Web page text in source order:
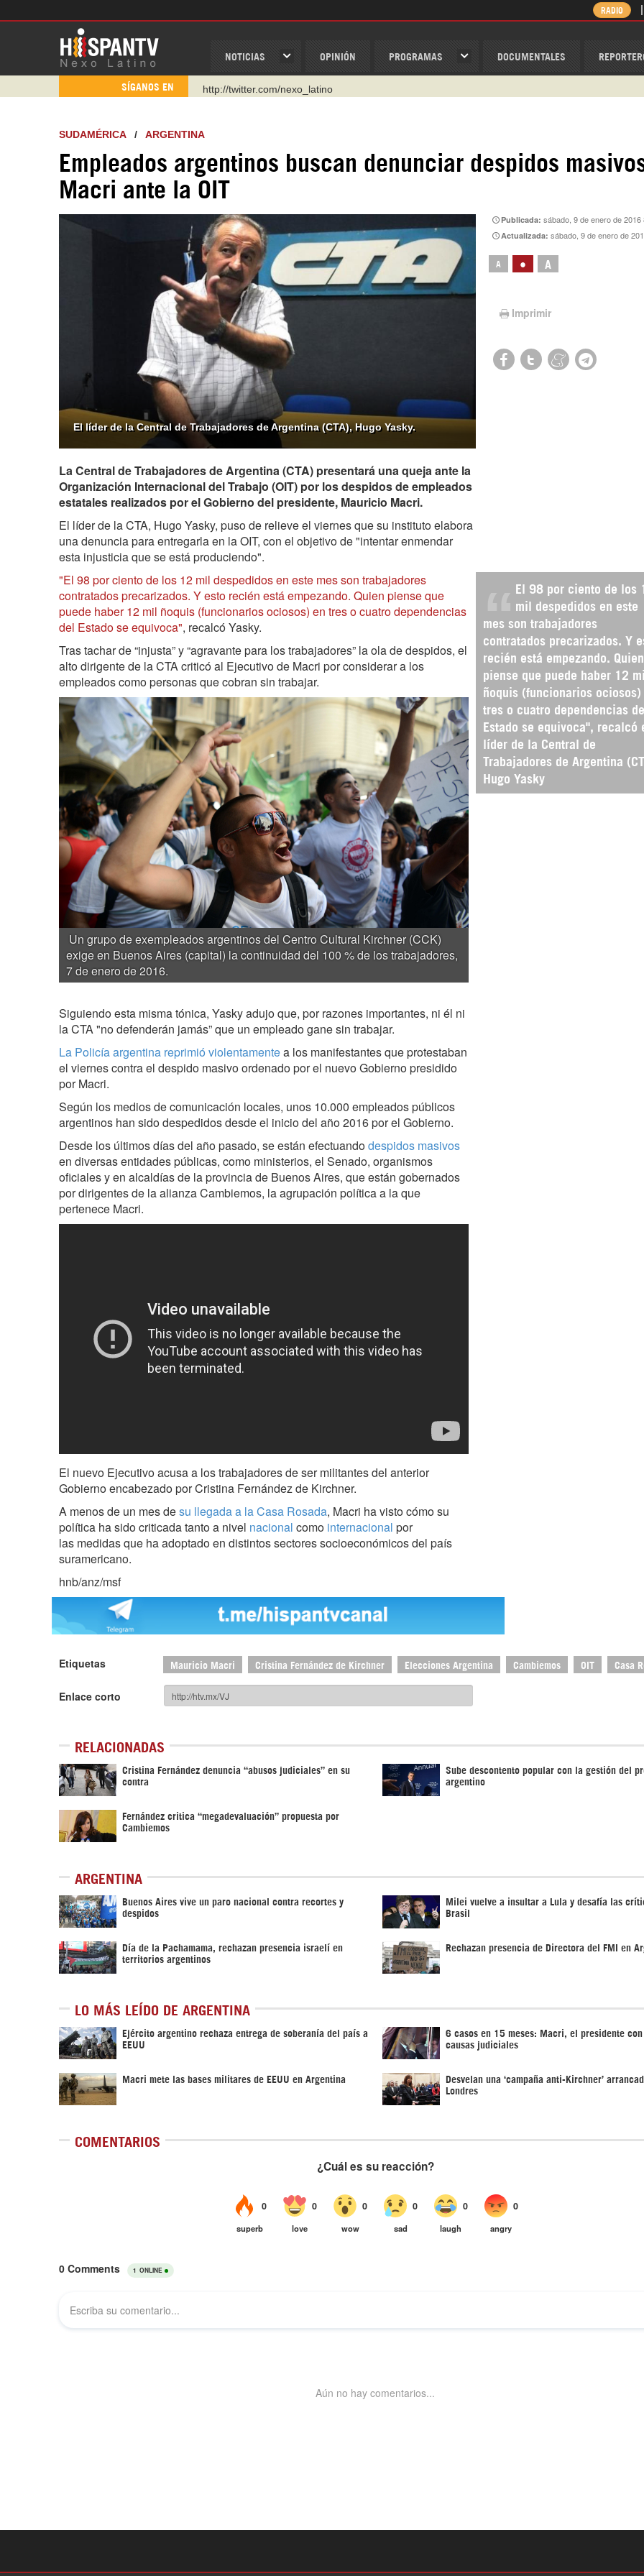
NOTICIAS OPINIÓN PROGRAMAS DOCUMENTALES
RADIO
SÍGANOS EN
http://twitter.com/nexo_latino
WhatsApp y Viber: +98 921 79 29 404
Instagram como: hispan_tv
https://www.facebook.com/Nexolatino.Canal
https://www.youtube.com/@nexo_latino
SUDAMÉRICA/ ARGENTINA
Empleados argentinos buscan denunciar despidos
Macri ante la OIT
El líder de la Central de Trabajadores de Argentina (CTA), Hugo Yasky.
Publicada:sábado, 9 de enero de 2016
Actualizada:sábado, 9 de enero de
A • A
Imprimir
La Central de Trabajadores de Argentina (CTA) presentará una queja ante la
Organización Internacional del Trabajo (OIT) por los despidos de empleados
estatales realizados por el Gobierno del presidente, Mauricio Macri.
El líder de la CTA, Hugo Yasky, puso de relieve el viernes que su instituto elabora
una denuncia para entregarla en la OIT, con el objetivo de "intentar enmendar
esta injusticia que se está produciendo".
El 98 por ciento de los
mil despedidos en este
mes son trabajadores
contratados precarizados. Y
recién está empezando. Quien
piense que puede haber 12
ñoquis (funcionarios ociosos)
tres o cuatro dependencias del
Estado se equivoca", recalcó
líder de la Central de
Trabajadores de Argentina
Hugo Yasky
"El 98 por ciento de los 12 mil despedidos en este mes son trabajadores
contratados precarizados. Y esto recién está empezando. Quien piense que
puede haber 12 mil ñoquis (funcionarios ociosos) en tres o cuatro dependencias
del Estado se equivoca", recalcó Yasky.
Tras tachar de “injusta” y “agravante para los trabajadores” la ola de despidos, el
alto dirigente de la CTA criticó al Ejecutivo de Macri por considerar a los
empleados como personas que cobran sin trabajar.
Un grupo de exempleados argentinos del Centro Cultural Kirchner (CCK)
exige en Buenos Aires (capital) la continuidad del 100 % de los trabajadores,
7 de enero de 2016.
Siguiendo esta misma tónica, Yasky adujo que, por razones importantes, ni él ni
la CTA "no defenderán jamás” que un empleado gane sin trabajar.
La Policía argentina reprimió violentamentea los manifestantes que protestaban
el viernes contra el despido masivo ordenado por el nuevo Gobierno presidido
por Macri.
Según los medios de comunicación locales, unos 10.000 empleados públicos
argentinos han sido despedidos desde el inicio del año 2016 por el Gobierno.
Desde los últimos días del año pasado, se están efectuandodespidos masivos
en diversas entidades públicas, como ministerios, el Senado, organismos
oficiales y en alcaldías de la provincia de Buenos Aires, que están gobernados
por dirigentes de la alianza Cambiemos, la agrupación política a la que
pertenece Macri.
El nuevo Ejecutivo acusa a los trabajadores de ser militantes del anterior
Gobierno encabezado por Cristina Fernández de Kirchner.
A menos de un mes desu llegada a la Casa Rosada, Macri ha visto cómo su
política ha sido criticada tanto a nivel nacional como internacional por
las medidas que ha adoptado en distintos sectores socioeconómicos del país
suramericano.
hnb/anz/msf
Etiquetas Mauricio Macri Cristina Fernández de Kirchner Elecciones Argentina Cambiemos OIT Casa
Enlace corto
RELACIONADAS
Cristina Fernández denuncia “abusos judiciales” en su
contra
Sube descontento popular con la gestión del
argentino
Fernández critica “megadevaluación” propuesta por
Cambiemos
ARGENTINA
Buenos Aires vive un paro nacional contra recortes y
despidos
Milei vuelve a insultar a Lula y desafía las
Brasil
Día de la Pachamama, rechazan presencia israelí en
territorios argentinos
Rechazan presencia de Directora del FMI en
LO MÁS LEÍDO DE ARGENTINA
Ejército argentino rechaza entrega de soberanía del país a
EEUU
6 casos en 15 meses: Macri, el presidente con
causas judiciales
Macri mete las bases militares de EEUU en Argentina Desvelan una ‘campaña anti-Kirchner’
Londres
COMENTARIOS